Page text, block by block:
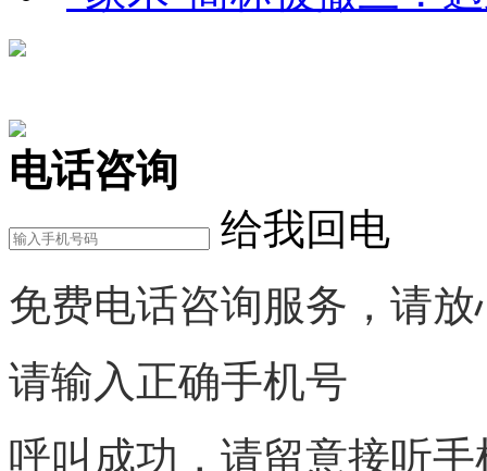
电话咨询
给我回电
免费电话咨询服务，请放
请输入正确手机号
呼叫成功，请留意接听手